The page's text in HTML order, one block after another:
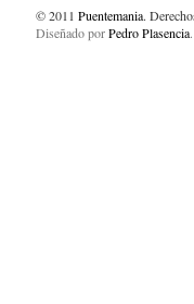
© 2011 Puentemania.
Diseñado porPedro Plasencia.